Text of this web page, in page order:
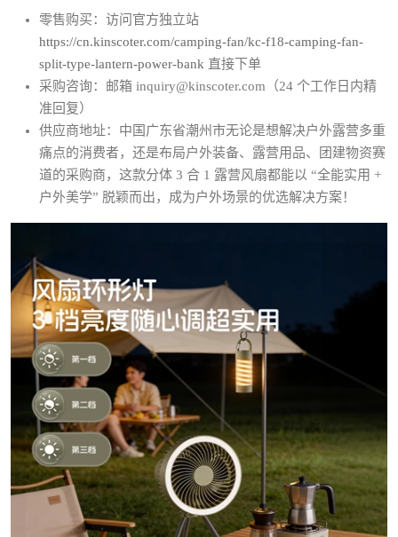
零售购买：访问官方独立站
https://cn.kinscoter.com/camping-fan/kc-f18-camping-fan-
split-type-lantern-power-bank 直接下单
采购咨询：邮箱 inquiry@kinscoter.com（24 个工作日内精
准回复）
供应商地址：中国广东省潮州市无论是想解决户外露营多重
痛点的消费者，还是布局户外装备、露营用品、团建物资赛
道的采购商，这款分体 3 合 1 露营风扇都能以 “全能实用 +
户外美学” 脱颖而出，成为户外场景的优选解决方案！